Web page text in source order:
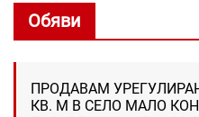
Обяви
ПРОДАВАМ
КВ. М В СЕЛО МАЛО